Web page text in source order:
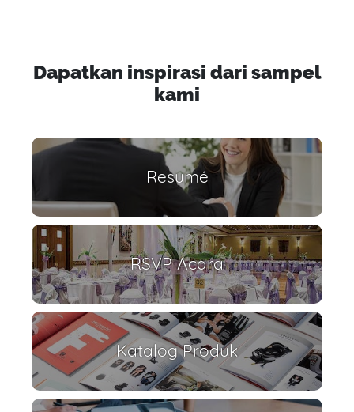
Dapatkan inspirasi dari sampel
kami
Resumé
RSVP Acara
Katalog Produk